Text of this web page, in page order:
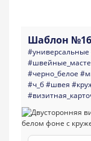
Шаблон
#универсальные
#черно_белое
#ч_б#швея